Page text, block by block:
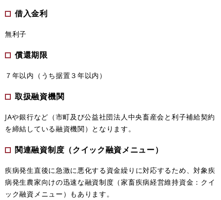
借入金利
無利子
償還期限
７年以内（うち据置３年以内）
取扱融資機関
JAや銀行など（市町及び公益社団法人中央畜産会と利子補給契約
を締結している融資機関）となります。
関連融資制度（クイック融資メニュー）
疾病発生直後に急激に悪化する資金繰りに対応するため、対象疾
病発生農家向けの迅速な融資制度（家畜疾病経営維持資金：クイ
ック融資メニュー）もあります。